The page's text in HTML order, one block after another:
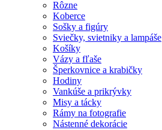
Rôzne
Koberce
Sošky a figúry
Sviečky, svietniky a lampáše
Košíky
Vázy a fľaše
Šperkovnice a krabičky
Hodiny
Vankúše a prikrývky
Misy a tácky
Rámy na fotografie
Nástenné dekorácie